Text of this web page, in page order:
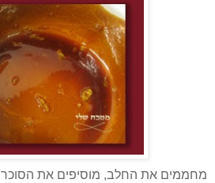
מחממים את החלב, מוסיפים את